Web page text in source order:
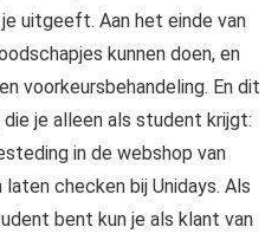
uitgeeft. Aan het einde van
kunnen doen, en
voorkeursbehandeling. En dit
je alleen als student krijgt:
in de webshop van
checken bij Unidays. Als
bent kun je als klant van